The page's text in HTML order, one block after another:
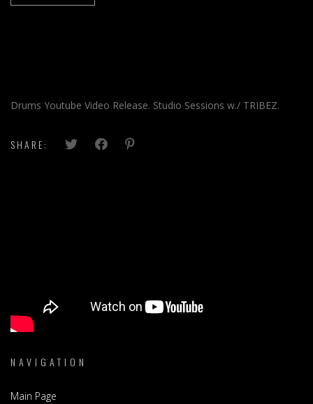
Drums Youtube Video Release. Studio Sessions w./ TRIBEZ.
SHARE:
NAVIGATION
Main Page